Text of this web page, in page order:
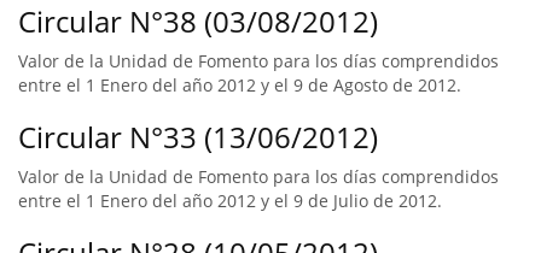
Circular N°38 (03/08/2012)
Valor de la Unidad de Fomento para los días comprendidos
entre el 1 Enero del año 2012 y el 9 de Agosto de 2012.
Circular N°33 (13/06/2012)
Valor de la Unidad de Fomento para los días comprendidos
entre el 1 Enero del año 2012 y el 9 de Julio de 2012.